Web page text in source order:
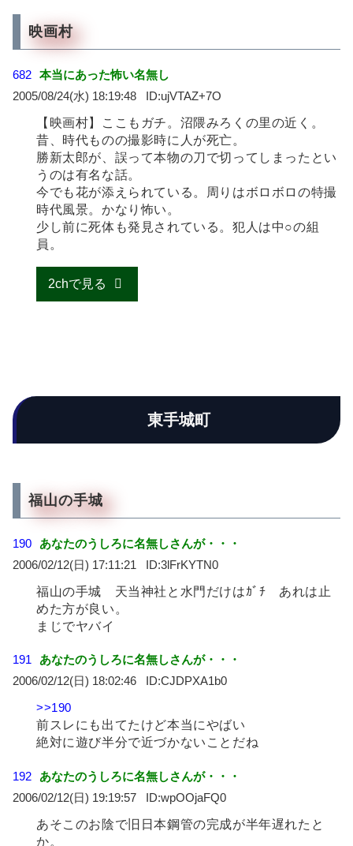
映画村
682 本当にあった怖い名無し
2005/08/24(水) 18:19:48
ujVTAZ+7O
【映画村】ここもガチ。沼隈みろくの里の近く。
昔、時代ものの撮影時に人が死亡。
勝新太郎が、誤って本物の刀で切ってしまったとい
うのは有名な話。
今でも花が添えられている。周りはボロボロの特撮
時代風景。かなり怖い。
少し前に死体も発見されている。犯人は中○の組
員。
2chで見る
東手城町
福山の手城
190
あなたのうしろに名無しさんが・・・
2006/02/12(日) 17:11:21
3lFrKYTN0
福山の手城 天当神社と水門だけはｶﾞﾁ あれは止
めた方が良い。
まじでヤバイ
191
あなたのうしろに名無しさんが・・・
2006/02/12(日) 18:02:46
CJDPXA1b0
>>190
前スレにも出てたけど本当にやばい
絶対に遊び半分で近づかないことだね
192
あなたのうしろに名無しさんが・・・
2006/02/12(日) 19:19:57
wpOOjaFQ0
あそこのお陰で旧日本鋼管の完成が半年遅れたと
か。